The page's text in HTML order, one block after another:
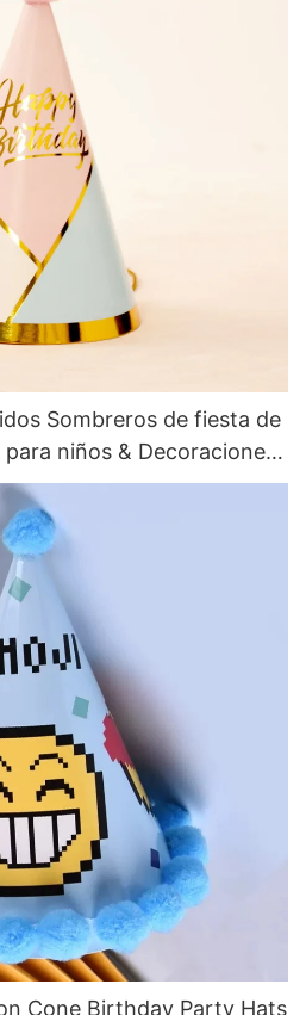
Sombreros de fiesta de
niños & Decoraciones
para baby shower para
Cone Birthday Party Hats